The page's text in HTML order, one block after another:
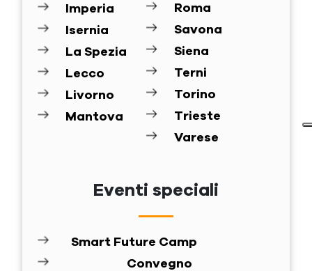
Imperia
Isernia
La Spezia
Lecco
Livorno
Mantova
Roma
Savona
Siena
Terni
Torino
Trieste
Varese
Eventi speciali
Smart Future Camp
Convegno